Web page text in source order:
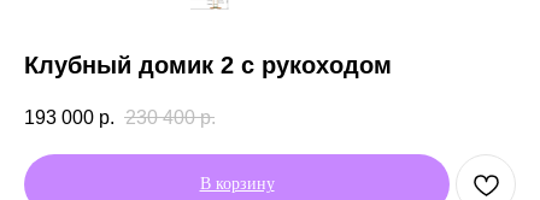
Клубный домик 2 с рукоходом
193 000 р. 230 400 р.
В корзину